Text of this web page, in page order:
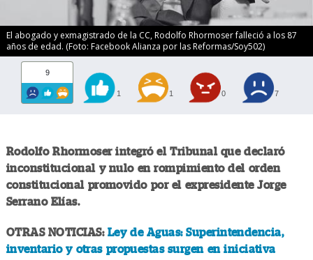
El abogado y exmagistrado de la CC, Rodolfo Rhormoser falleció a los 87
años de edad. (Foto: Facebook Alianza por las Reformas/Soy502)
9
1 1 0 7
Rodolfo Rhormoser integró el Tribunal que declaró
inconstitucional y nulo en rompimiento del orden
constitucional promovido por el expresidente Jorge
Serrano Elías.
OTRAS NOTICIAS: Ley de Aguas: Superintendencia,
inventario y otras propuestas surgen en iniciativa